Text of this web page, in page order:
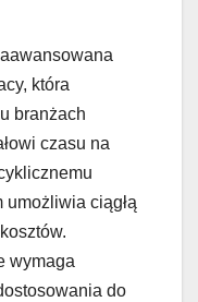
która
branżach
czasu na
ciągłą
wymaga
do